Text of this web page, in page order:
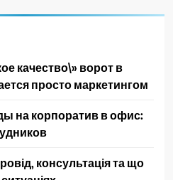
качество\» ворот в
просто маркетингом
на корпоратив в офис:
консультація та що